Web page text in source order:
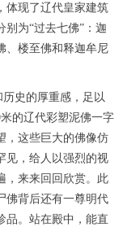
体现了辽代皇家建筑
为“过去七佛”：迦
、楼至佛和释迦牟尼
史的厚重感，足以
的辽代彩塑泥佛一字
，这些巨大的佛像仿
见，给人以强烈的视
，来来回回欣赏。此
佛背后还有一尊明代
品。站在殿中，能直